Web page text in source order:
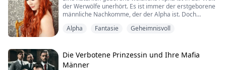
der Werwölfe unerhört. Es ist immer der erstgeborene
männliche Nachkomme, der der Alpha ist. Doch
acht Jahren unter einem falschen Namen und Rang an
weggerissen wurde. Sie verbrachte zehn Jah...
Alpha Fantasie Geheimnisvoll
Die Verbotene Prinzessin und Ihre Mafia
Männer